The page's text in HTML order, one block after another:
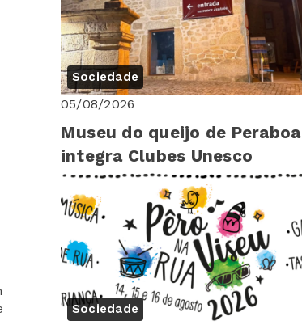
Sociedade
05/08/2026
Museu do queijo de Peraboa
integra Clubes Unesco
Sociedade